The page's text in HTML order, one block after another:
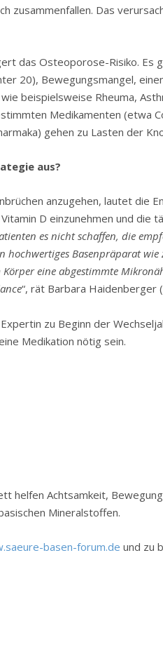
zusammenfallen. Das
das Osteoporose-Risiko. Es
20), Bewegungsmangel,
beispielsweise Rheuma,
Medikamenten (etwa
gehen zu Lasten der
aus?
anzugehen, lautet die
D einzunehmen und die
es nicht schaffen, die
hochwertiges Basenpräparat
eine abgestimmte
“, rät Barbara Haidenberger
zu Beginn der
Medikation nötig sein.
helfen Achtsamkeit,
Mineralstoffen.
basen-forum.de und zu